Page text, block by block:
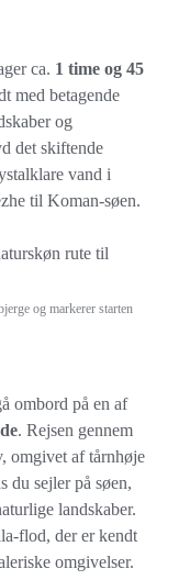
ca. 1 time og 45
med betagende
og
det skiftende
vand i
til Koman-søen.
og markerer starten
ombord på en af
. Rejsen gennem
omgivet af tårnhøje
du sejler på søen,
landskaber.
flod, der er kendt
omgivelser.